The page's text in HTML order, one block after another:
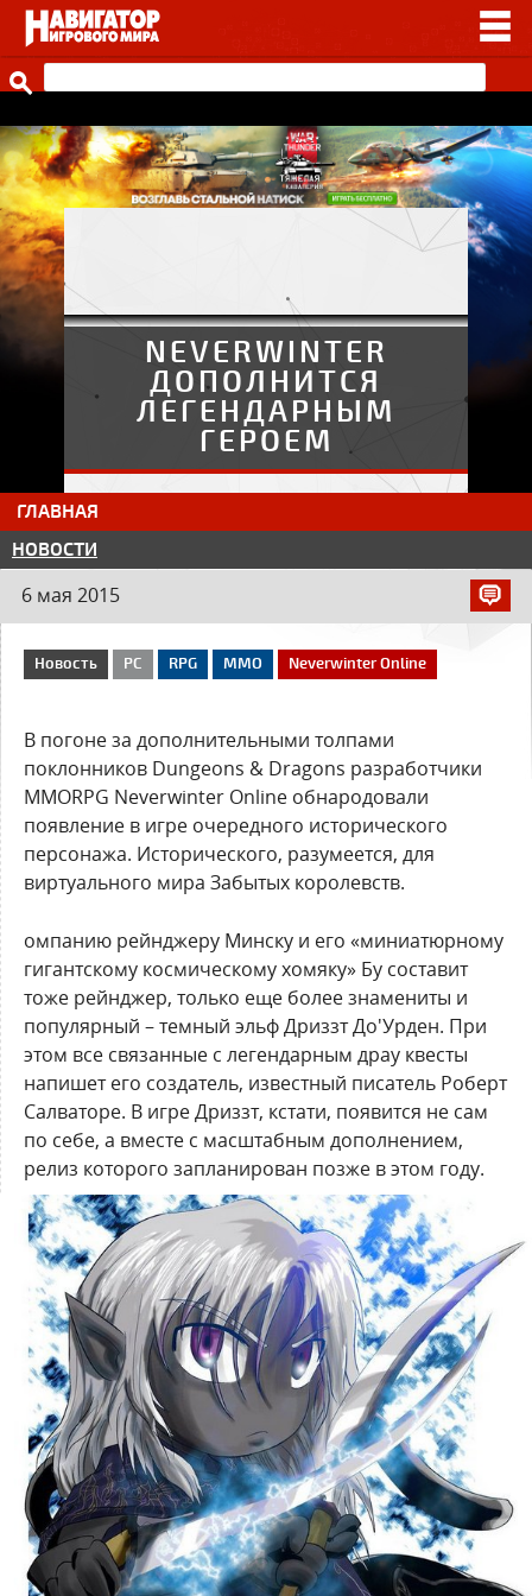
ВИДЕО
СТАТЬИ
ИГРЫ
ПРОЧЕЕ
ИГРЫ ОТ НАШИХ
NEVERWINTER
ДОПОЛНИТСЯ
ЛЕГЕНДАРНЫМ
ГЕРОЕМ
ГЛАВНАЯ
НОВОСТИ
6 мая 2015
Новость PC RPG MMO Neverwinter Online
В погоне за дополнительными толпами
поклонников Dungeons & Dragons разработчики
MMORPG Neverwinter Online обнародовали
появление в игре очередного исторического
персонажа. Исторического, разумеется, для
виртуального мира Забытых королевств.
омпанию рейнджеру Минску и его «миниатюрному
гигантскому космическому хомяку» Бу составит
тоже рейнджер, только еще более знамениты и
популярный – темный эльф Дриззт До'Урден. При
этом все связанные с легендарным драу квесты
напишет его создатель, известный писатель Роберт
Салваторе. В игре Дриззт, кстати, появится не сам
по себе, а вместе с масштабным дополнением,
релиз которого запланирован позже в этом году.